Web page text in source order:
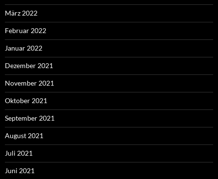
März 2022
Februar 2022
Januar 2022
Dezember 2021
November 2021
Oktober 2021
September 2021
August 2021
Juli 2021
Juni 2021